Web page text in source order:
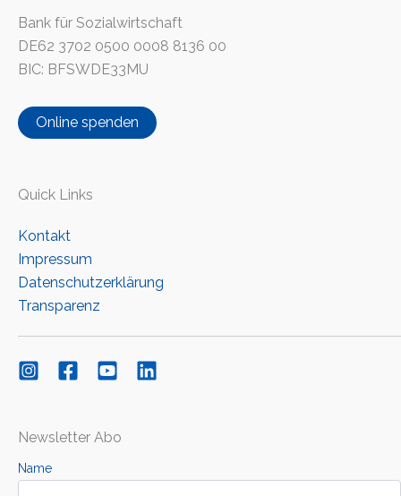
Bank für Sozialwirtschaft
DE62 3702 0500 0008 8136 00
BIC: BFSWDE33MU
Online spenden
Quick Links
Kontakt
Impressum
Datenschutzerklärung
Transparenz
Newsletter Abo
Name